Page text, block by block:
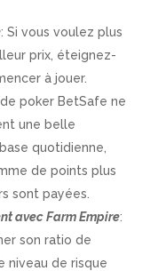
: Si vous voulez plus
prix, éteignez-
à jouer.
poker BetSafe ne
une belle
quotidienne,
de points plus
sont payées.
avec Farm Empire:
son ratio de
niveau de risque